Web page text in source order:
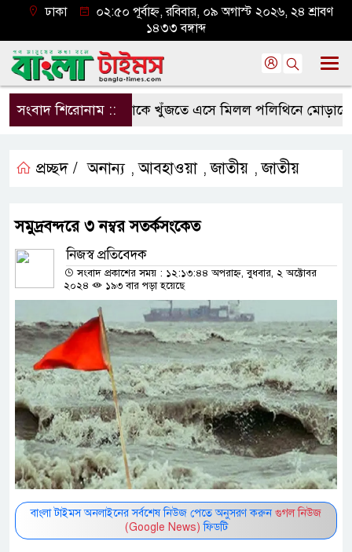
ঢাকা
০২:৫০ পূর্বাহ্ন, রবিবার, ০৯ অগাস্ট ২০২৬, ২৪ শ্রাবণ
১৪৩৩ বঙ্গাব্দ
সংবাদ শিরোনাম ::মাকে খুঁজতে এসে মিলল পলিথিনে মোড়ানো
প্রচ্ছদ / অনান্য ,আবহাওয়া ,জাতীয় ,জাতীয়
সমুদ্রবন্দরে ৩ নম্বর সতর্কসংকেত
নিজস্ব প্রতিবেদক
সংবাদ প্রকাশের সময় : ১২:১৩:৪৪ অপরাহ্ন, বুধবার, ২ অক্টোবর
২০২৪
১৯৩ বার পড়া হয়েছে
বাংলা টাইমস অনলাইনের সর্বশেষ নিউজ পেতে অনুসরণ করুন গুগল নিউজ
(Google News) ফিডটি